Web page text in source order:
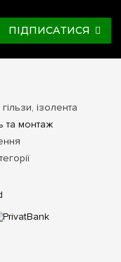
ПІДПИСАТИСЯ
ізолента
та монтаж